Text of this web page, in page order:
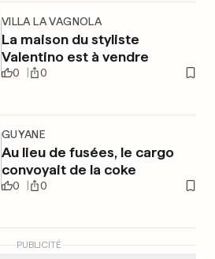
VILLA LA VAGNOLA
La maison du styliste
Valentino est à vendre
0 0
GUYANE
Au lieu de fusées, le cargo
convoyait de la coke
0 0
PUBLICITÉ